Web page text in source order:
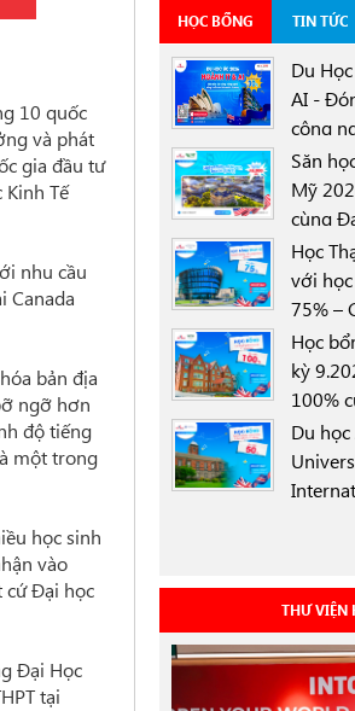
10 quốc
và phát
gia đầu tư
Tế
nhu cầu
Canada
bản địa
ngỡ hơn
độ tiếng
một trong
học sinh
vào
cứ Đại học
Đại Học
tại
HỌC BỔNG TIN TỨC
Du
AI -
công
Trobe
học
Săn
Mỹ
cùng
Texas
Học
với
75% –
học
Học
kỳ
100%
trú
Du
linh
THƯ VIỆN